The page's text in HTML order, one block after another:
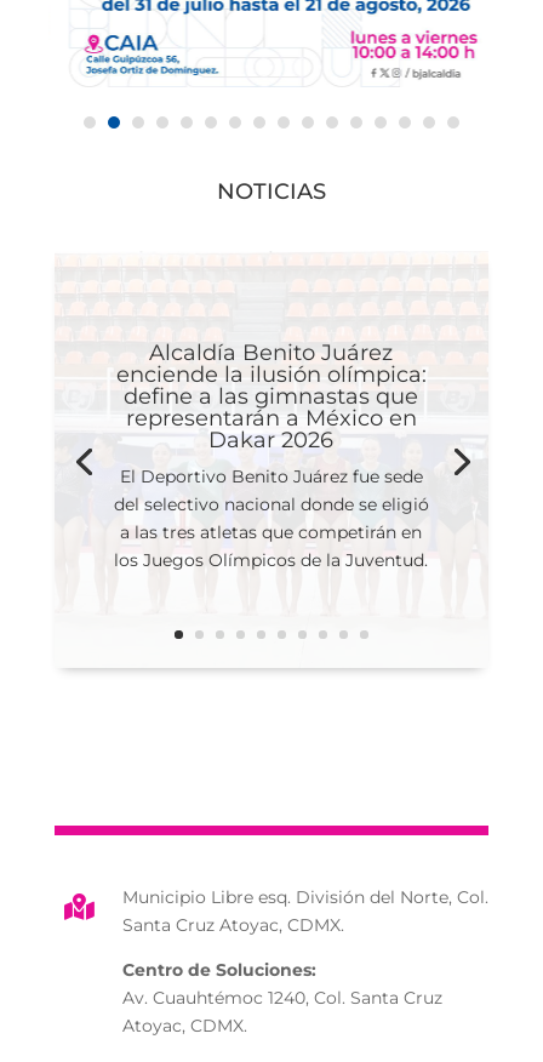
NOTICIAS
Alcaldía Benito Juárez
enciende la ilusión olímpica:
define a las gimnastas que
representarán a México en
Dakar 2026
El Deportivo Benito Juárez fue sede
del selectivo nacional donde se eligió
a las tres atletas que competirán en
los Juegos Olímpicos de la Juventud.

Municipio Libre esq. División del Norte, Col.
Santa Cruz Atoyac, CDMX.
Centro de Soluciones:
Av. Cuauhtémoc 1240, Col. Santa Cruz
Atoyac, CDMX.